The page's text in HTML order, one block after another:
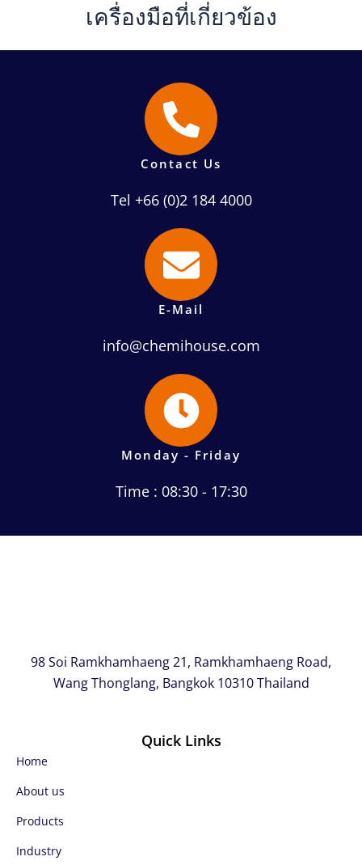
เครื่องมือที่เกี่ยวข้อง
Contact Us
Tel +66 (0)2 184 4000
E-Mail
info@chemihouse.com
Monday - Friday
Time : 08:30 - 17:30
98 Soi Ramkhamhaeng 21, Ramkhamhaeng Road,
Wang Thonglang, Bangkok 10310 Thailand
Quick Links
Home
About us
Products
Industry